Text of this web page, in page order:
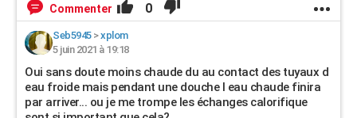
Commenter 0
Seb5945>xplom
5 juin 2021 à 19:18
Oui sans doute moins chaude du au contact des tuyaux d
eau froide mais pendant une douche l eau chaude finira
par arriver... ou je me trompe les échanges calorifique